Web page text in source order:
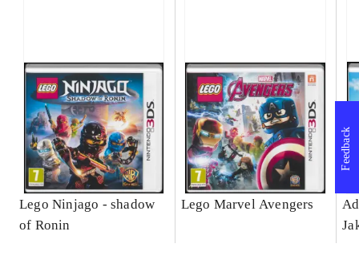
Lego Ninjago - shadow
of Ronin
Lego Marvel Avengers
Feedback